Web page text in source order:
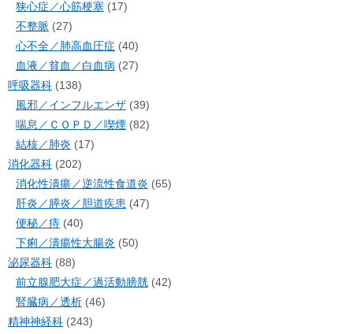
狭心症／心筋梗塞 (17)
不整脈 (27)
心不全／肺高血圧症 (40)
血液／貧血／白血病 (27)
呼吸器科 (138)
風邪／インフルエンザ (39)
喘息／ＣＯＰＤ／喫煙 (82)
結核／肺炎 (17)
消化器科 (202)
消化性潰瘍／逆流性食道炎 (65)
肝炎／膵炎／胆道疾患 (47)
便秘／痔 (40)
下痢／潰瘍性大腸炎 (50)
泌尿器科 (88)
前立腺肥大症／過活動膀胱 (42)
腎臓病／透析 (46)
精神神経科 (243)